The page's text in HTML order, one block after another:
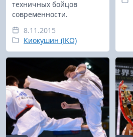
техничных бойцов
современности.
8.11.2015
Киокушин (IKO)